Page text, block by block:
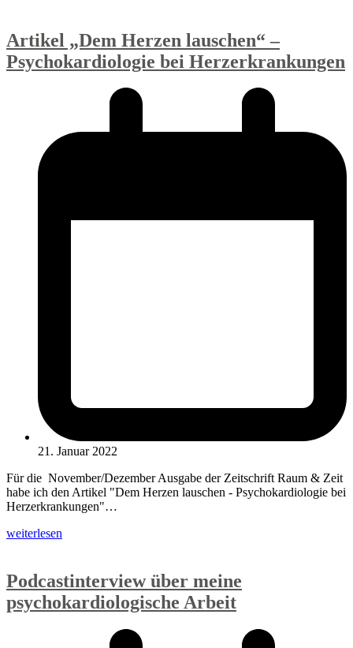
Artikel „Dem Herzen lauschen“ –
Psychokardiologie bei Herzerkrankungen
21. Januar 2022
Für die November/Dezember Ausgabe der Zeitschrift Raum & Zeit
habe ich den Artikel "Dem Herzen lauschen - Psychokardiologie bei
Herzerkrankungen"…
weiterlesen
Podcastinterview über meine
psychokardiologische Arbeit